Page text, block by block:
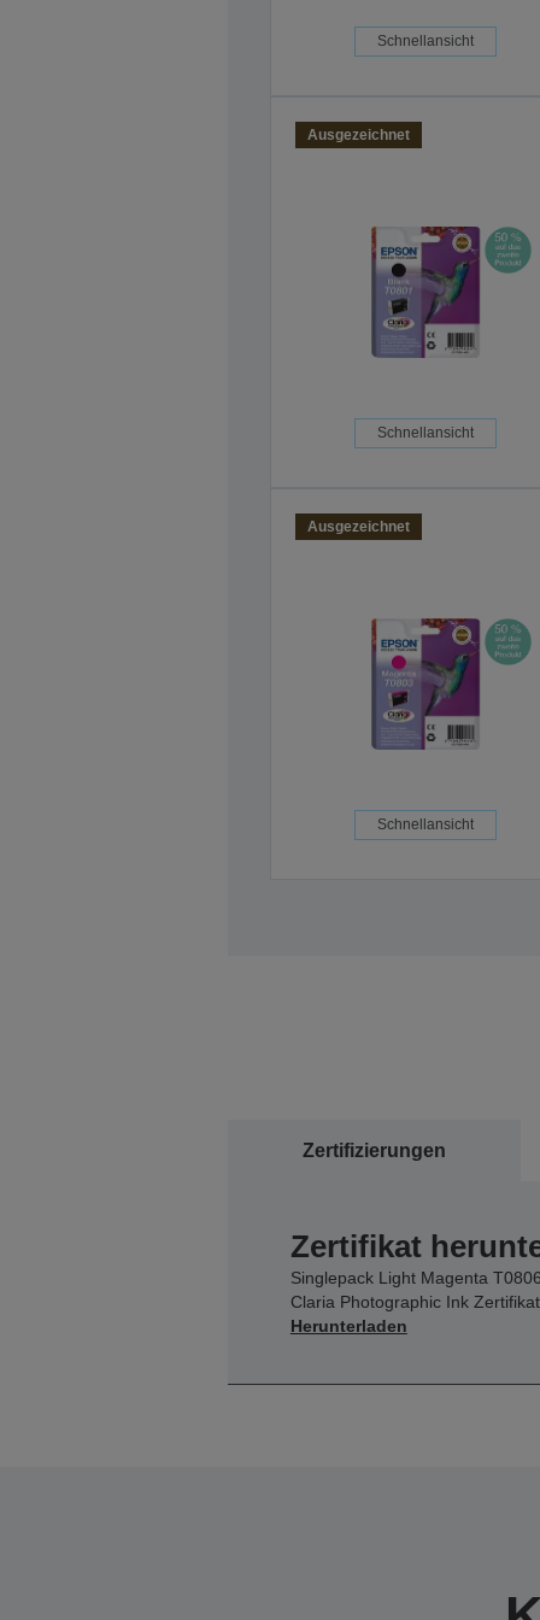
Schnellansicht
Ausgezeichnet
Schnellansicht
Ausgezeichnet
Schnellansicht
Zertifizierungen
Zertifikat
Singlepack Light Magenta
Claria Photographic Ink Zertifikat
Herunterladen